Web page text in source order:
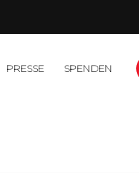
PRESSE SPENDEN